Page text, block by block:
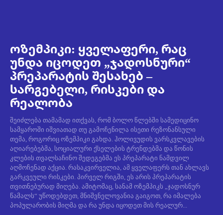
ოზემპიკი: ყველაფერი, რაც
უნდა იცოდეთ „ჯადოსნური“
პრეპარატის შესახებ –
სარგებელი, რისკები და
რეალობა
შეიძლება თამამად ითქვას, რომ ბოლო წლებში სამედიცინო
სამყაროში იშვიათად თუ გამოჩენილა ისეთი რეზონანსული
თემა, როგორიც ოზემპიკი გახდა. ჰოლივუდის ვარსკვლავების
აღიარებებმა, სოციალური ქსელების ტრენდებმა და წონის
კლების თვალსაჩინო შედეგებმა ეს პრეპარატი ნამდვილ
აღმოჩენად აქცია. რასაკვირველია, ამ ყველაფერს თან ახლავს
გარკვეული რისკები. პირველ რიგში, ეს არის პრეპარატის
თვითნებურად მიღება. ამიტომაც, სანამ ოზემპიკს „ჯადოსნურ
წამალს“ უწოდებდეთ, მნიშვნელოვანია გაიგოთ, რა იმალება
პოპულარობის მიღმა და რა უნდა იცოდეთ მის რეალურ...